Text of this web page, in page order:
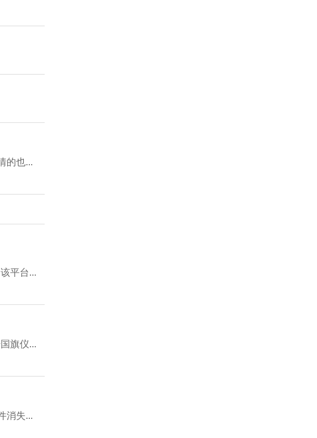
的也...
平台...
旗仪...
消失...